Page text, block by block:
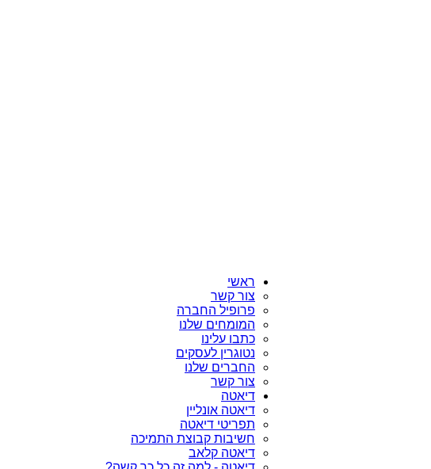
ראשי
צור קשר
פרופיל החברה
המומחים שלנו
כתבו עלינו
נטוגרין לעסקים
החברים שלנו
צור קשר
דיאטה
דיאטה אונליין
תפריטי דיאטה
חשיבות קבוצת התמיכה
דיאטה קלאב